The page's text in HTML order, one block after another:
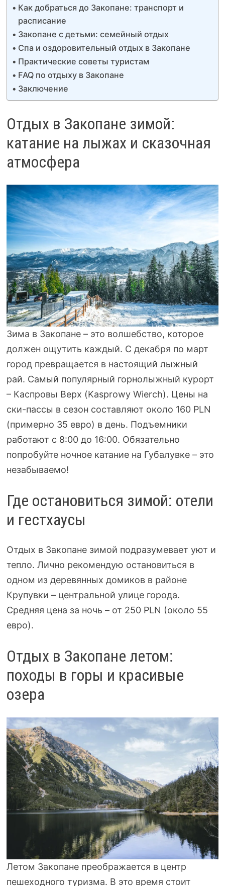
Как добраться до Закопане: транспорт и
расписание
Закопане с детьми: семейный отдых
Спа и оздоровительный отдых в Закопане
Практические советы туристам
FAQ по отдыху в Закопане
Заключение
Отдых в Закопане зимой:
катание на лыжах и сказочная
атмосфера
Зима в Закопане – это волшебство, которое
должен ощутить каждый. С декабря по март
город превращается в настоящий лыжный
рай. Самый популярный горнолыжный курорт
– Каспровы Верх (Kasprowy Wierch). Цены на
ски-пассы в сезон составляют около 160 PLN
(примерно 35 евро) в день. Подъемники
работают с 8:00 до 16:00. Обязательно
попробуйте ночное катание на Губалувке – это
незабываемо!
Где остановиться зимой: отели
и гестхаусы
Отдых в Закопане зимой подразумевает уют и
тепло. Лично рекомендую остановиться в
одном из деревянных домиков в районе
Крупувки – центральной улице города.
Средняя цена за ночь – от 250 PLN (около 55
евро).
Отдых в Закопане летом:
походы в горы и красивые
озера
Летом Закопане преображается в центр
пешеходного туризма. В это время стоит